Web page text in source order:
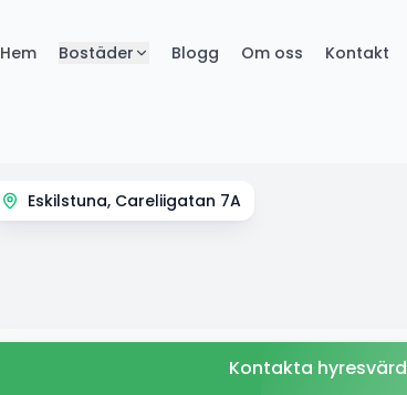
Hem Bostäder Blogg Om oss Kontakt
Eskilstuna, Careliigatan 7A
Kontakta hyresvärd